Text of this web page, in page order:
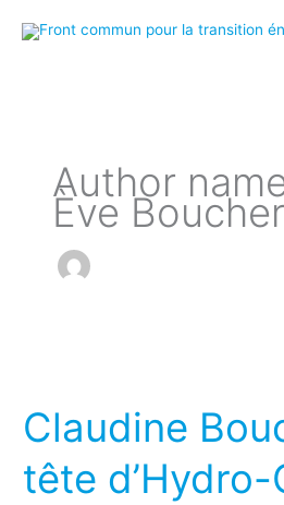
Author
Ève Boucher
Claudine
tête
à
tête